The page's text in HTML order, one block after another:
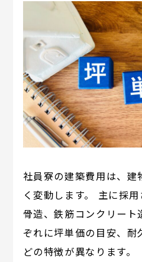
社員寮の建築費用は、建
く変動します。 主に採
骨造、鉄筋コンクリー
ぞれに坪単価の目安、耐
どの特徴が異なります。